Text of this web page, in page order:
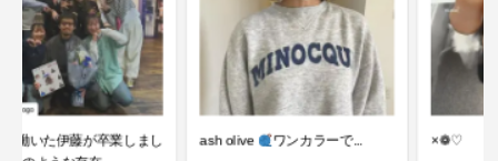
ash olive ワンカラーで... ️×❁♡